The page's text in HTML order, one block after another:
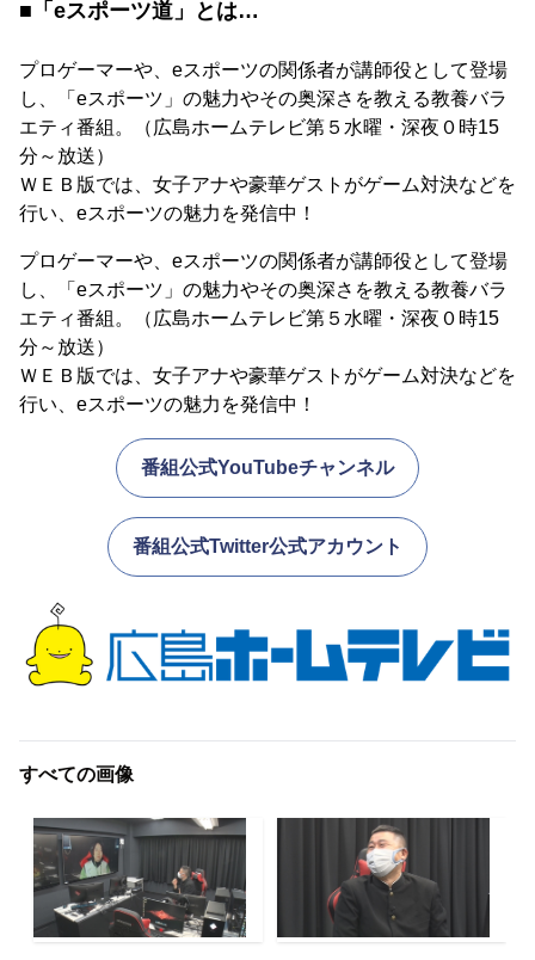
■「eスポーツ道」とは…
プロゲーマーや、eスポーツの関係者が講師役として登場
し、「eスポーツ」の魅力やその奥深さを教える教養バラ
エティ番組。（広島ホームテレビ第５水曜・深夜０時15
分～放送）
ＷＥＢ版では、女子アナや豪華ゲストがゲーム対決などを
行い、eスポーツの魅力を発信中！
プロゲーマーや、eスポーツの関係者が講師役として登場
し、「eスポーツ」の魅力やその奥深さを教える教養バラ
エティ番組。（広島ホームテレビ第５水曜・深夜０時15
分～放送）
ＷＥＢ版では、女子アナや豪華ゲストがゲーム対決などを
行い、eスポーツの魅力を発信中！
番組公式YouTubeチャンネル
番組公式Twitter公式アカウント
すべての画像